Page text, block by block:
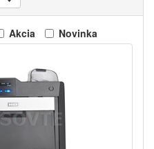
Akcia Novinka